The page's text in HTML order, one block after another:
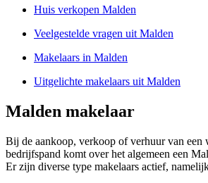
Huis verkopen Malden
Veelgestelde vragen uit Malden
Makelaars in Malden
Uitgelichte makelaars uit Malden
Malden makelaar
Bij de aankoop, verkoop of verhuur van een
bedrijfspand komt over het algemeen een
Er zijn diverse type makelaars actief,